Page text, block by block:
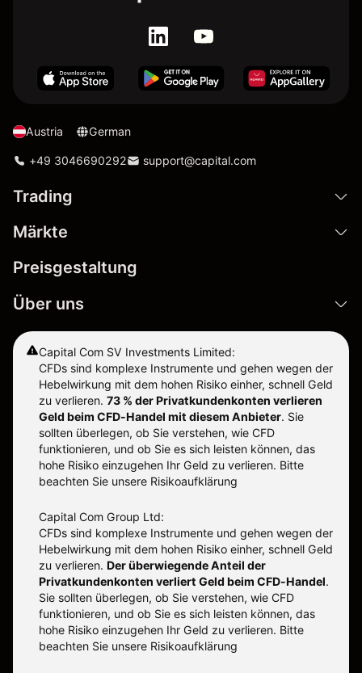
Austria German
+49 3046690292 support@capital.com
Trading
Märkte
Preisgestaltung
Über uns
Capital Com SV Investments Limited:
CFDs sind komplexe Instrumente und gehen wegen der
Hebelwirkung mit dem hohen Risiko einher, schnell Geld
zu verlieren. 73 % der Privatkundenkonten verlieren
Geld beim CFD-Handel mit diesem Anbieter. Sie
sollten überlegen, ob Sie verstehen, wie CFD
funktionieren, und ob Sie es sich leisten können, das
hohe Risiko einzugehen Ihr Geld zu verlieren. Bitte
beachten Sie unsere Risikoaufklärung
Capital Com Group Ltd:
CFDs sind komplexe Instrumente und gehen wegen der
Hebelwirkung mit dem hohen Risiko einher, schnell Geld
zu verlieren. Der überwiegende Anteil der
Privatkundenkonten verliert Geld beim CFD-Handel.
Sie sollten überlegen, ob Sie verstehen, wie CFD
funktionieren, und ob Sie es sich leisten können, das
hohe Risiko einzugehen Ihr Geld zu verlieren. Bitte
beachten Sie unsere Risikoaufklärung